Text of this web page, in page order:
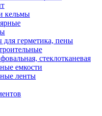
кельмы
для герметика, пены
стеклотканевая
емкости
ленты